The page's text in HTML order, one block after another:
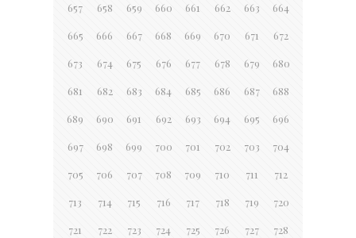
657 658 659 660 661 662 663 664
665 666 667 668 669 670 671 672
673 674 675 676 677 678 679 680
681 682 683 684 685 686 687 688
689 690 691 692 693 694 695 696
697 698 699 700 701 702 703 704
705 706 707 708 709 710 711 712
713 714 715 716 717 718 719 720
721 722 723 724 725 726 727 728